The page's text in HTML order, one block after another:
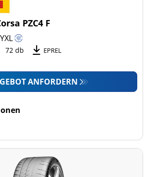
PZC4 F
YXL
72 db EPREL
ANFORDERN